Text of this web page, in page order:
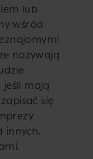
lub
wśród
nazywają
jeśli mają
się
innych.